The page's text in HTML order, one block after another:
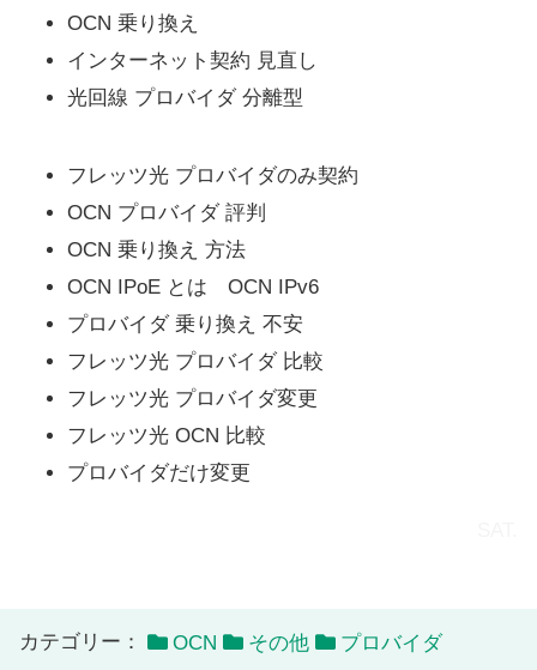
OCN 乗り換え
インターネット契約 見直し
光回線 プロバイダ 分離型
フレッツ光 プロバイダのみ契約
OCN プロバイダ 評判
OCN 乗り換え 方法
OCN IPoE とは OCN IPv6
プロバイダ 乗り換え 不安
フレッツ光 プロバイダ 比較
フレッツ光 プロバイダ変更
フレッツ光 OCN 比較
プロバイダだけ変更
カテゴリー： OCN その他
プロバイダ